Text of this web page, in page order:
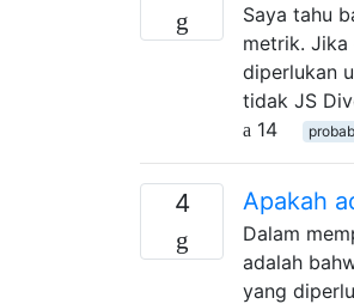
Saya tahu
metrik. Jika
diperlukan
tidak JS
14
4 Apakah
Dalam
adalah
yang